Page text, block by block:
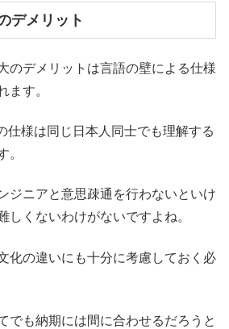
デメリット
のデメリットは言語の壁による仕様
ます。
仕様は同じ日本人同士でも理解する
。
ジニアと意思疎通を行わないといけ
しくないわけがないですよね。
化の違いにも十分に考慮しておく必
でも納期には間に合わせるだろうと